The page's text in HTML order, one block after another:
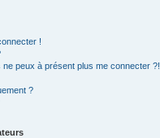
!
peux à présent plus me connecter ?!
?